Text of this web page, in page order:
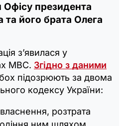
Офісу президента
його брата Олега
з’явилася у
МВС. Згідно з даними
підозрюють за двома
кодексу України:
розтрата